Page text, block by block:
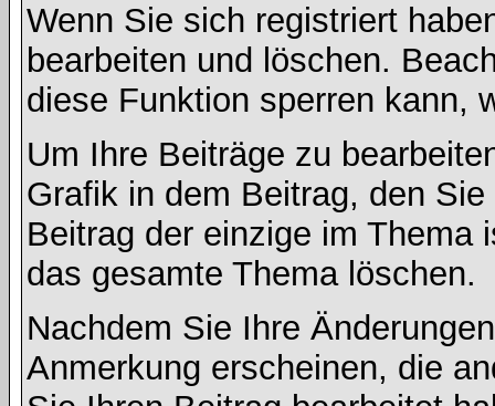
Wenn Sie sich registriert
bearbeiten und löschen.
diese Funktion sperren kann,
Um Ihre Beiträge zu
Grafik in dem Beitrag, den
Beitrag der einzige im Thema
das gesamte Thema löschen.
Nachdem Sie Ihre
Anmerkung erscheinen, die